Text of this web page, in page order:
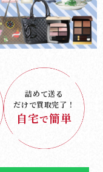
詰めて送る
だけで買取完了！
自宅で簡単